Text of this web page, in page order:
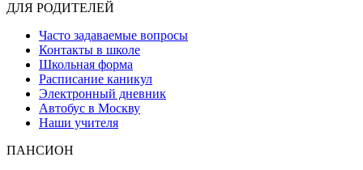
ДЛЯ РОДИТЕЛЕЙ
Часто задаваемые вопросы
Контакты в школе
Школьная форма
Расписание каникул
Электронный дневник
Автобус в Москву
Наши учителя
ПАНСИОН